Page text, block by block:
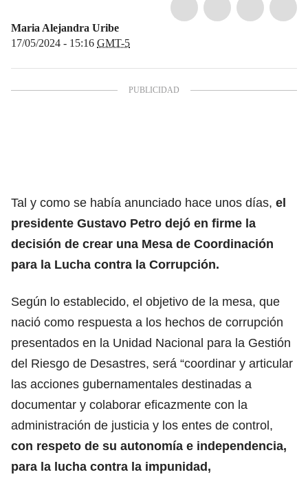
Maria Alejandra Uribe
17/05/2024 - 15:16 GMT-5
Tal y como se había anunciado hace unos días, el
presidente Gustavo Petro dejó en firme la
decisión de crear una Mesa de Coordinación
para la Lucha contra la Corrupción.
Según lo establecido, el objetivo de la mesa, que
nació como respuesta a los hechos de corrupción
presentados en la Unidad Nacional para la Gestión
del Riesgo de Desastres, será “coordinar y articular
las acciones gubernamentales destinadas a
documentar y colaborar eficazmente con la
administración de justicia y los entes de control,
con respeto de su autonomía e independencia,
para la lucha contra la impunidad,